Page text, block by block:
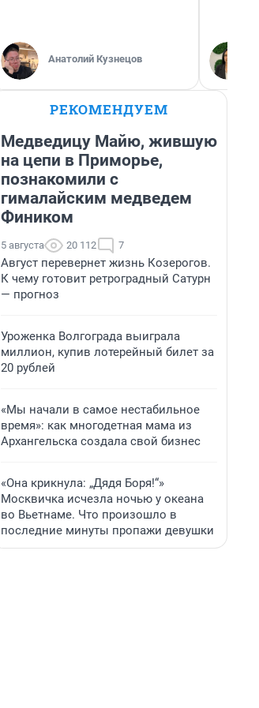
Анатолий Кузнецов
РЕКОМЕНДУЕМ
Медведицу Майю, жившую
на цепи в Приморье,
познакомили с
гималайским медведем
Фиником
5 августа 20 112 7
Август перевернет жизнь Козерогов.
К чему готовит ретроградный Сатурн
— прогноз
Уроженка Волгограда выиграла
миллион, купив лотерейный билет за
20 рублей
«Мы начали в самое нестабильное
время»: как многодетная мама из
Архангельска создала свой бизнес
«Она крикнула: „Дядя Боря!“»
Москвичка исчезла ночью у океана
во Вьетнаме. Что произошло в
последние минуты пропажи девушки